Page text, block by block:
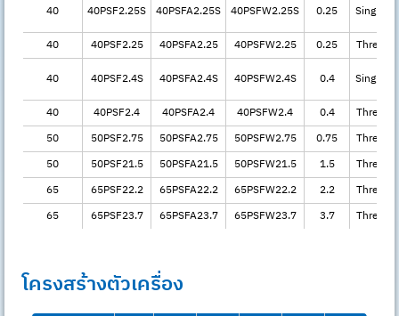
40 40PSF2.25S 40PSFA2.25S 40PSFW2.25S 0.25 Single
40 40PSF2.25 40PSFA2.25 40PSFW2.25 0.25
Three
40
40PSF2.4S 40PSFA2.4S 40PSFW2.4S 0.4 Single
40 40PSF2.4 40PSFA2.4 40PSFW2.4 0.4
Three
50
50PSF2.75 50PSFA2.75 50PSFW2.75 0.75
Three
50
50PSF21.5 50PSFA21.5 50PSFW21.5 1.5
Three
65
65PSF22.2 65PSFA22.2 65PSFW22.2 2.2
Three
65
65PSF23.7 65PSFA23.7 65PSFW23.7 3.7 Three
โครงสร้างตัวเครื่อง